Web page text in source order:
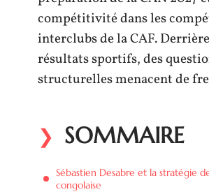
compétitivité dans les
interclubs de la CAF.
résultats sportifs, des
structurelles menacent de
SOMMAIRE
Sébastien Desabre et la stratégie
congolaise